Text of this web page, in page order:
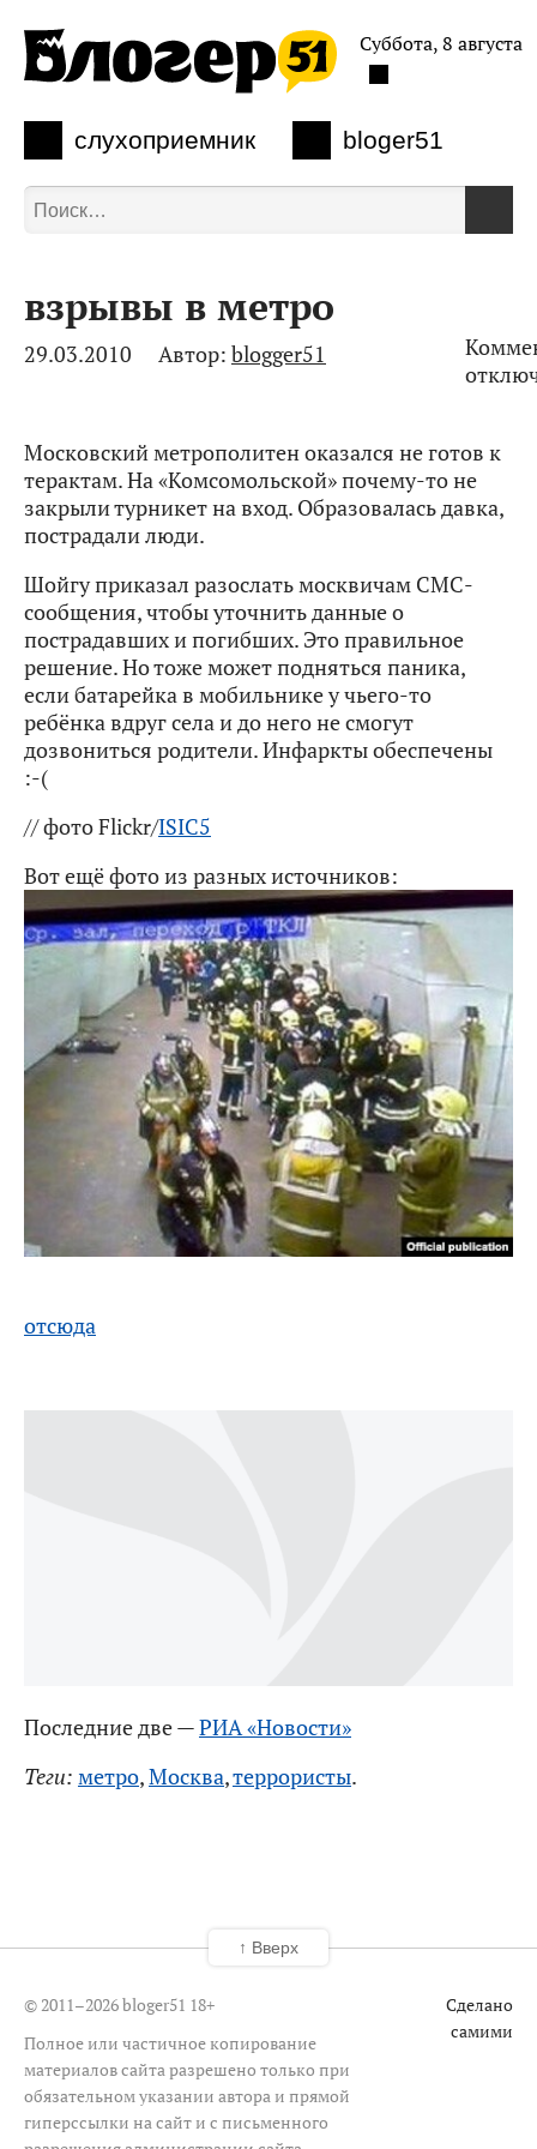
слухоприемник bloger51
Суббота, 8 августа
взрывы в метро
к
в
метро
29.03.2010 Автор: blogger51
Московский метрополитен оказался не готов к
терактам. На «Комсомольской» почему-то не
закрыли турникет на вход. Образовалась давка,
пострадали люди.
Шойгу приказал разослать москвичам СМС-
сообщения, чтобы уточнить данные о
пострадавших и погибших. Это правильное
решение. Но тоже может подняться паника,
если батарейка в мобильнике у чьего-то
ребёнка вдруг села и до него не смогут
дозвониться родители. Инфаркты обеспечены
:-(
// фото Flickr/ISIC5
Вот ещё фото из разных источников:
отсюда
Последние две —РИА «Новости»
Теги: метро,Москва,террористы.
© 2011–2026 bloger51 18+
Полное или частичное копирование
материалов сайта разрешено только при
обязательном указании автора и прямой
гиперссылки на сайт и с письменного
Сделано
самими
↑ Вверх